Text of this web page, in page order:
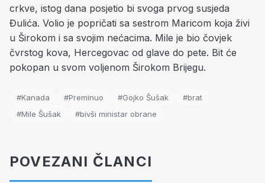
crkve, istog dana posjetio bi svoga prvog susjeda
Đulića. Volio je popričati sa sestrom Maricom koja živi
u Širokom i sa svojim nećacima. Mile je bio čovjek
čvrstog kova, Hercegovac od glave do pete. Bit će
pokopan u svom voljenom Širokom Brijegu.
#Kanada #Preminuo #Gojko Šušak
#brat
#Mile Šušak
#bivši ministar obrane
POVEZANI ČLANCI